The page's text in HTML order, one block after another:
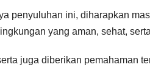
penyuluhan ini, diharapkan
yang aman, sehat,
juga diberikan pemahaman